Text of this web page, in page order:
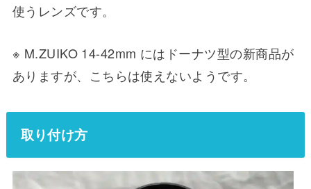
使うレンズです。
※ M.ZUIKO 14-42mm にはドーナツ型の新商品が
ありますが、こちらは使えないようです。
取り付け方